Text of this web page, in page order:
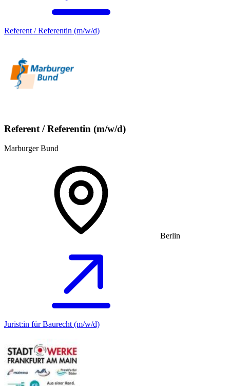
Referent / Referentin (m/w/d)
Referent / Referentin (m/w/d)
Marburger Bund
Berlin
Jurist:in für Baurecht (m/w/d)